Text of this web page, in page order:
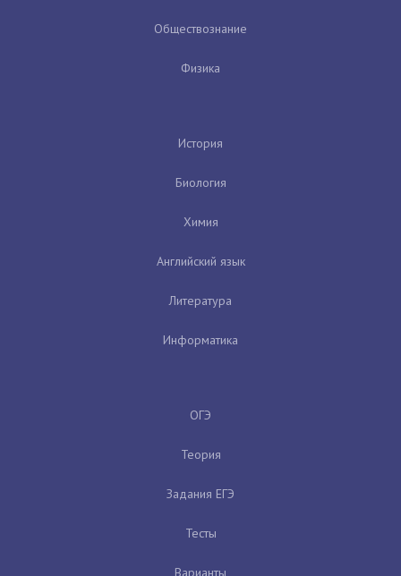
Обществознание
Физика
История
Биология
Химия
Английский язык
Литература
Информатика
ОГЭ
Теория
Задания ЕГЭ
Тесты
Варианты